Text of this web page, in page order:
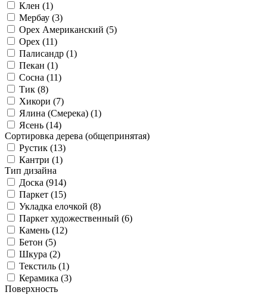
Клен (1)
Мербау (3)
Орех Американский (5)
Орех (11)
Палисандр (1)
Пекан (1)
Сосна (11)
Тик (8)
Хикори (7)
Ялина (Смерека) (1)
Ясень (14)
Сортировка дерева (общепринятая)
Рустик (13)
Кантри (1)
Тип дизайна
Доска (914)
Паркет (15)
Укладка елочкой (8)
Паркет художественный (6)
Камень (12)
Бетон (5)
Шкура (2)
Текстиль (1)
Керамика (3)
Поверхность